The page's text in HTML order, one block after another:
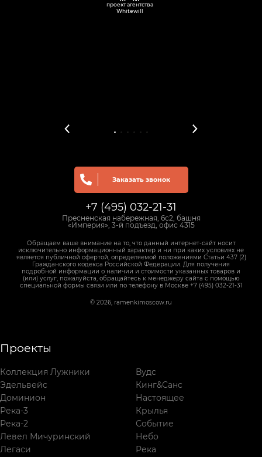
Проекты
Коллекция Лужники
Эдельвейс
Доминион
Река-3
Река-2
Левел Мичуринский
Легаси
Вудс
Кинг&Санс
Настоящее
Крылья
Событие
Небо
Река
Заказать звонок
+7 (495) 032-21-31
Пресненская набережная, 6с2, башня
«Империя», 3-й подъезд, офис 4315
Обращаем ваше внимание на то, что данный интернет-сайт носит
исключительно информационный характер и ни при каких условиях не
является публичной офертой, определяемой положениями Статьи 437 (2)
Гражданского кодекса Российской Федерации. Для получения
подробной информации о наличии и стоимости указанных товаров и
(или) услуг, пожалуйста, обращайтесь к менеджеру сайта с помощью
специальной формы связи или по телефону в Москве +7 (495) 032-21-31
© 2026, ramenkimoscow.ru
проект агентства
Whitewill